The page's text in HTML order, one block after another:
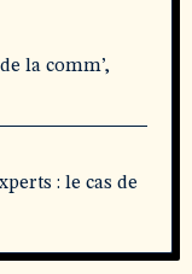
la comm’,
: le cas de